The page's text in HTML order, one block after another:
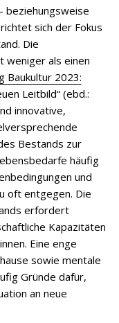
beziehungsweise
sich der Fokus
Die
weniger als einen
Baukultur 2023:
Leitbild“ (ebd.:
innovative,
Bestands zur
häufig
und
oft entgegen. Die
erfordert
Kapazitäten
Eine enge
sowie mentale
Gründe dafür,
an neue